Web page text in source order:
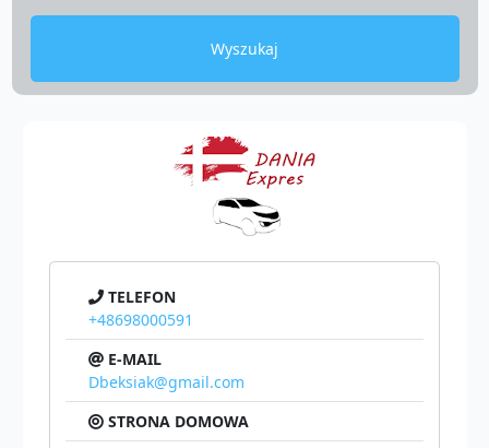
Wyszukaj
TELEFON
+48698000591
E-MAIL
Dbeksiak@gmail.com
STRONA DOMOWA